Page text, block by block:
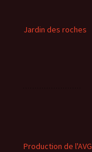
Jardin des roches
Production de l'AVG